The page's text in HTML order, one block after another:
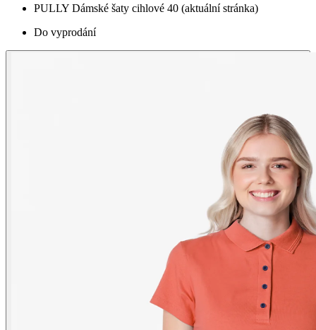
PULLY Dámské šaty cihlové 40 (aktuální stránka)
Do vyprodání